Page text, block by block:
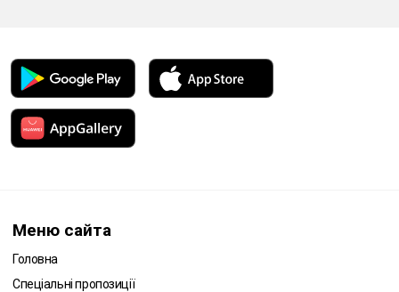
Меню сайта
Головна
Спеціальні пропозиції